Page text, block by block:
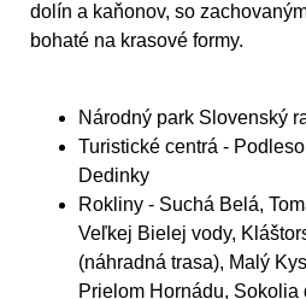
dolín a kaňonov, so
bohaté na krasové formy.
Národný park Slovenský
Turistické centrá -
Dedinky
Rokliny - Suchá Belá,
Veľkej Bielej vody,
(náhradná trasa), Malý
Prielom Hornádu,